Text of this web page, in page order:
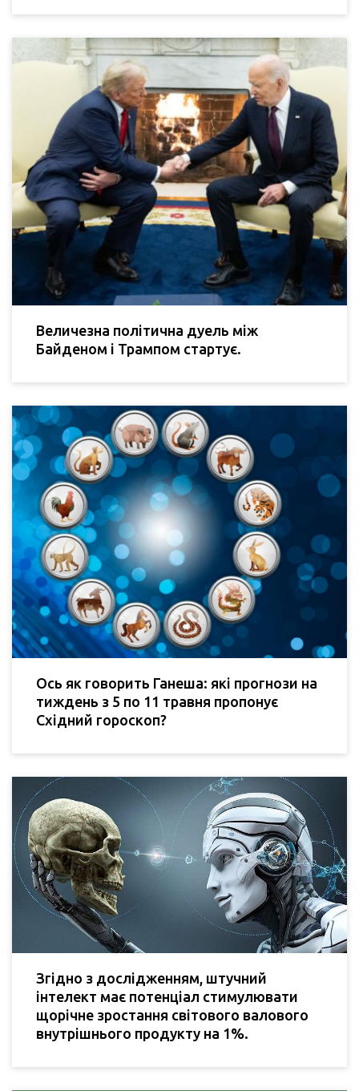
Величезна політична дуель між
Байденом і Трампом стартує.
Ось як говорить Ганеша: які прогнози на
тиждень з 5 по 11 травня пропонує
Східний гороскоп?
Згідно з дослідженням, штучний
інтелект має потенціал стимулювати
щорічне зростання світового валового
внутрішнього продукту на 1%.